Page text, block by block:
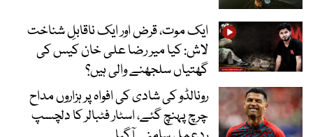
ایک موت، قرض اور ایک ناقابلِ شناخت
لاش: کیا میر رضا علی خان کیس کی
گھتیاں سلجھنے والی ہیں؟
رونالڈو کی شادی کی افواہ پر ہزاروں مداح
چرچ پہنچ گئے، اسٹار فٹبالر کا دلچسپ